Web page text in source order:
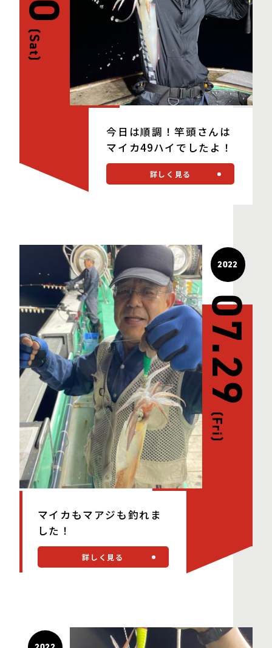
今日は順調！竿頭さんは
マイカ49ハイでしたよ！
詳しく見る
(Sat)
マイカもマアジも釣れま
した！
詳しく見る
2022
07.29
(Fri)